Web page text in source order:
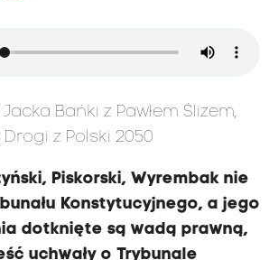
Bańki z Pawłem Ślizem,
z Polski 2050
Piskorski, Wyrembak nie
Konstytucyjnego, a jego
dotknięte są wadą prawną,
uchwały o Trybunale